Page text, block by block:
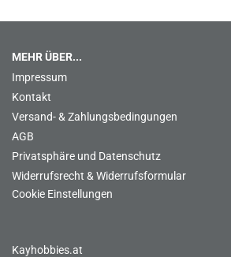
MEHR ÜBER...
Impressum
Kontakt
Versand- & Zahlungsbedingungen
AGB
Privatsphäre und Datenschutz
Widerrufsrecht & Widerrufsformular
Cookie Einstellungen
Kayhobbies.at